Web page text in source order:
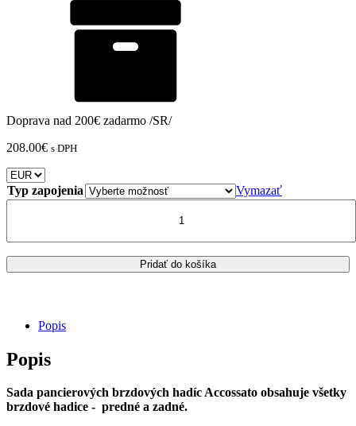
Doprava nad 200€ zadarmo /SR/
208.00€ s DPH
Typ zapojenia
Vymazať
700
DCT-
2014)-
Accossato
brzdové
Pridať do košíka
Popis
Popis
Sada pancierových brzdových hadíc Accossato obsahuje všetky
brzdové hadice - predné a zadné.